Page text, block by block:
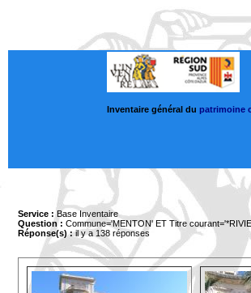
Inventaire général du patrimoine
Service : Base Inventaire
Question : Commune='MENTON' ET Titre
Réponse(s) :il y a 138 réponses